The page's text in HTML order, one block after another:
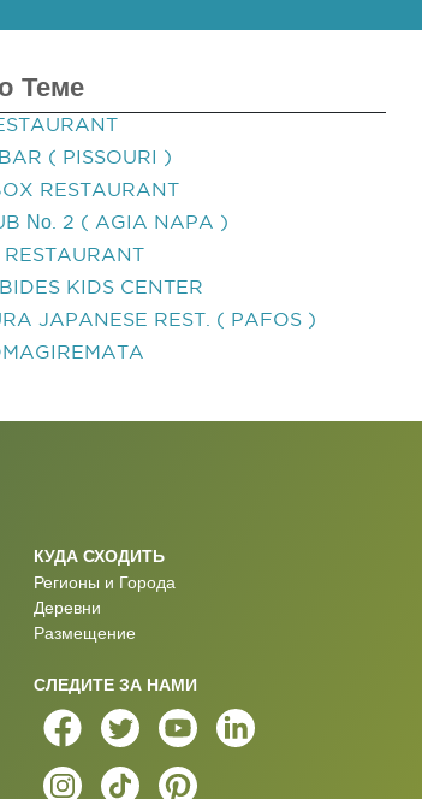
Теме
( PISSOURI )
RESTAURANT
Νο. 2 ( AGIA NAPA )
KIDS CENTER
JAPANESE REST. ( PAFOS )
КУДА СХОДИТЬ
Регионы и Города
Деревни
Размещение
СЛЕДИТЕ ЗА НАМИ